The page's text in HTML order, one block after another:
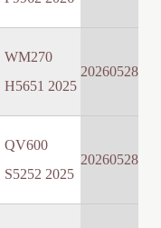
WM270
H5651 2025
20260528
QV600
S5252 2025
20260528